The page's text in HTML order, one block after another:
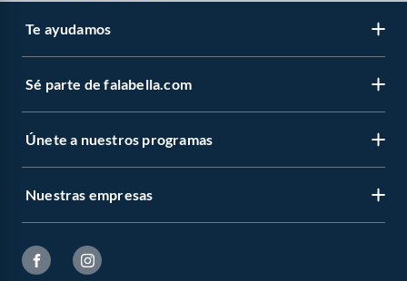
Te ayudamos
Sé parte de falabella.com
Únete a nuestros programas
Nuestras empresas